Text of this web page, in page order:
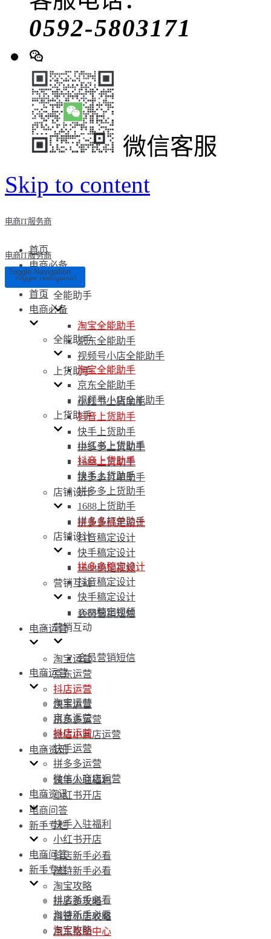
0592-5803171
微信客服
Skip to content
电商IT服务商
首页
电商必备
全能助手
淘宝全能助手
京东全能助手
视频号小店全能助手
上货助手
小红书上货助手
抖音上货助手
快手上货助手
拼多多上货助手
1688上货助手
拼多多打单助手
店铺设计
拼多多稿定设计
抖音稿定设计
快手稿定设计
1688稿定视频
营销互动
会员营销短信
电商运营
淘宝运营
京东运营
抖店运营
快手运营
拼多多运营
微信小商店运营
电商资讯
快手入驻福利
小红书开店
电商问答
新手专栏
抖店新手必看
淘特新手必看
淘宝攻略
拼多多攻略
抖音小店攻略
京东帮助中心
电商IT服务商
Toggle Navigation
Toggle Navigation
首页
电商必备
全能助手
淘宝全能助手
京东全能助手
视频号小店全能助手
上货助手
小红书上货助手
抖音上货助手
快手上货助手
拼多多上货助手
1688上货助手
拼多多打单助手
店铺设计
拼多多稿定设计
抖音稿定设计
快手稿定设计
1688稿定视频
营销互动
会员营销短信
电商运营
淘宝运营
京东运营
抖店运营
快手运营
拼多多运营
微信小商店运营
电商资讯
快手入驻福利
小红书开店
电商问答
新手专栏
抖店新手必看
淘特新手必看
淘宝攻略